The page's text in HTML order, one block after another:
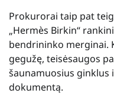
Prokurorai taip pat
„Hermès Birkin“
bendrininko merginai.
gegužę, teisėsaugos
šaunamuosius ginklus
dokumentą.